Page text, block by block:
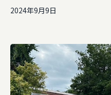
2024年9月9日